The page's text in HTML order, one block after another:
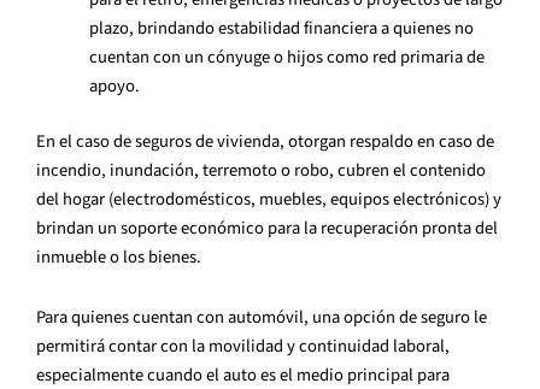
plazo, brindando estabilidad financiera a quienes no
cuentan con un cónyuge o hijos como red primaria de
apoyo.
En el caso de seguros de vivienda, otorgan respaldo en caso de
incendio, inundación, terremoto o robo, cubren el contenido
del hogar (electrodomésticos, muebles, equipos electrónicos) y
brindan un soporte económico para la recuperación pronta del
inmueble o los bienes.
Para quienes cuentan con automóvil, una opción de seguro le
permitirá contar con la movilidad y continuidad laboral,
especialmente cuando el auto es el medio principal para